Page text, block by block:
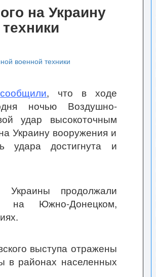
на Украину
сообщили, что в ходе
ночью Воздушно-
удар высокоточным
Украину вооружения и
удара достигнута и
продолжали
на Южно-Донецком,
выступа отражены
в районах населенных